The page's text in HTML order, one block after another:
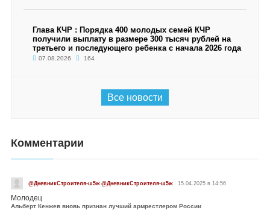
Глава КЧР : Порядка 400 молодых семей КЧР
получили выплату в размере 300 тысяч рублей на
третьего и последующего ребенка с начала 2026 года
07.08.2026 164
Все новости
Комментарии
@ДневникСтроителя-ш5ж @ДневникСтроителя-ш5ж 15.04.2025 в 14:56
Молодец
Альберт Кенжев вновь признан лучший армрестлером России